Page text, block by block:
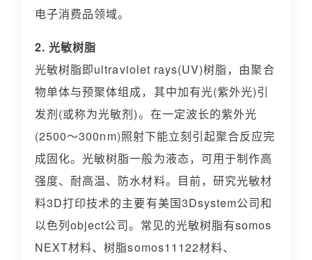
电子消费品领域。
2. 光敏树脂
光敏树脂即ultraviolet rays(UV)树脂，由聚合
物单体与预聚体组成，其中加有光(紫外光)引
发剂(或称为光敏剂)。在一定波长的紫外光
(2500～300nm)照射下能立刻引起聚合反应完
成固化。光敏树脂一般为液态，可用于制作高
强度、耐高温、防水材料。目前，研究光敏材
料3D打印技术的主要有美国3Dsystem公司和
以色列object公司。常见的光敏树脂有somos
NEXT材料、树脂somos11122材料、